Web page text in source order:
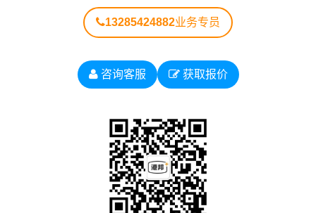
以下每条运输线路点击可查看详细说明
宁物流公
司
柳州物
流公司
桂林物
流公司
城港物流
公司
钦州物
流公司
流公司
广州到贺
州物流公
广州到
河池物
流公司
广州到
来宾物
流公司
13285424882业务专员
咨询客服 获取报价